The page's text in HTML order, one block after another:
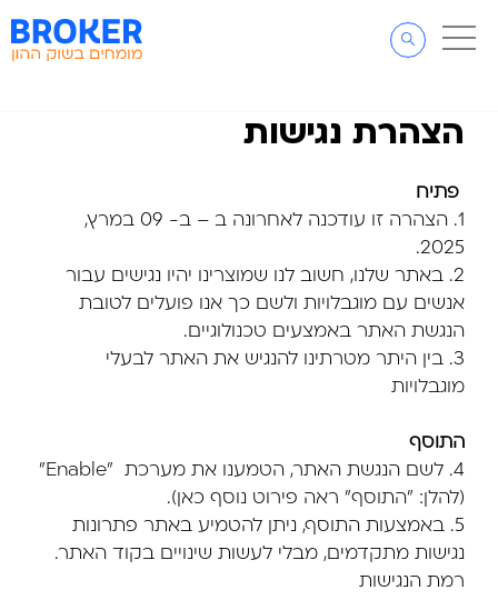
הצהרת נגישות
פתיח
1. הצהרה זו עודכנה לאחרונה ב – ב- 09 במרץ,
2025.
2. באתר שלנו, חשוב לנו שמוצרינו יהיו נגישים עבור
אנשים עם מוגבלויות ולשם כך אנו פועלים לטובת
הנגשת האתר באמצעים טכנולוגיים.
3. בין היתר מטרתינו להנגיש את האתר לבעלי
מוגבלויות
התוסף
4. לשם הנגשת האתר, הטמענו את מערכת "Enable"
(להלן: "התוסף" ראה פירוט נוסף כאן).
5. באמצעות התוסף, ניתן להטמיע באתר פתרונות
נגישות מתקדמים, מבלי לעשות שינויים בקוד האתר.
רמת הנגישות